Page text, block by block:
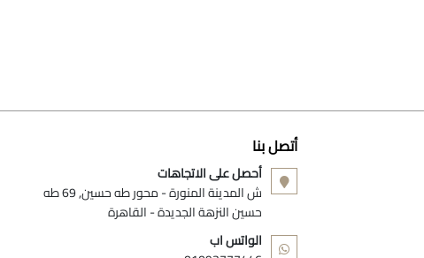
أتصل بنا
أحصل على الاتجاهات
ش المدينة المنورة - محور طه حسين, 69 طه
حسين النزهة الجديدة - القاهرة
الواتس اب